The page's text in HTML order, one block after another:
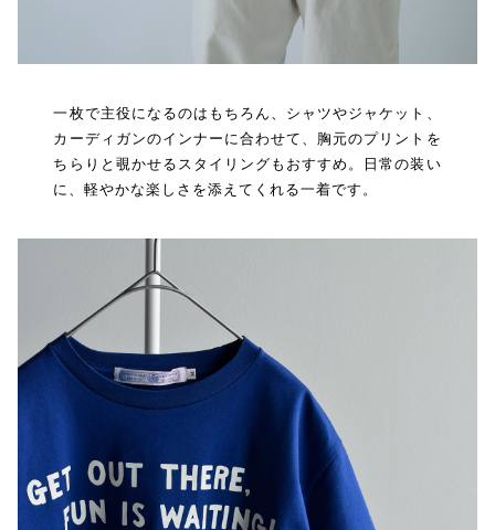
一枚で主役になるのはもちろん、シャツやジャケット、
カーディガンのインナーに合わせて、胸元のプリントを
ちらりと覗かせるスタイリングもおすすめ。日常の装い
に、軽やかな楽しさを添えてくれる一着です。